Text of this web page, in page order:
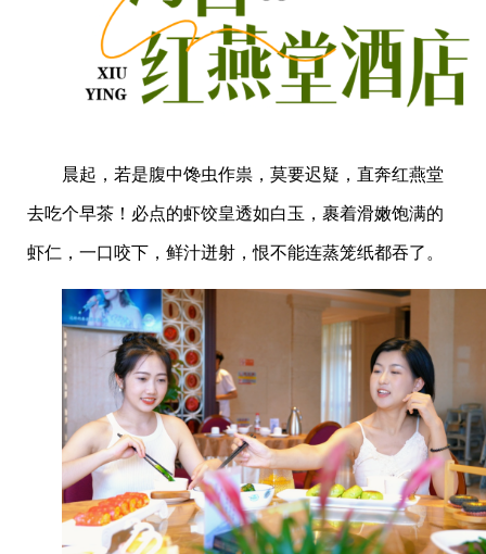
晨起，若是腹中馋虫作祟，莫要迟疑，直奔红燕堂
去吃个早茶！必点的虾饺皇透如白玉，裹着滑嫩饱满的
虾仁，一口咬下，鲜汁迸射，恨不能连蒸笼纸都吞了。